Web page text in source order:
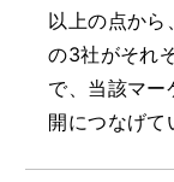
以上の点か
の3社がそれ
で、当該マー
開につなげて